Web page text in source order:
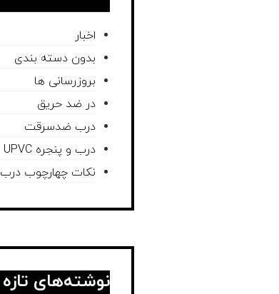
اخبار
بدون دسته بندی
بروزرسانی ها
در ضد حریق
درب ضدسرقت
درب و پنجره UPVC
نکات چهارچوب درب
نوشته‌های تازه